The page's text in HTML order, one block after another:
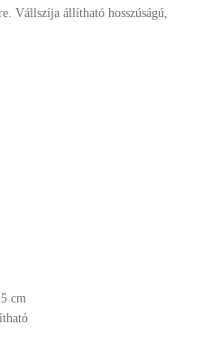
Vállszíja állítható hosszúságú,
cm